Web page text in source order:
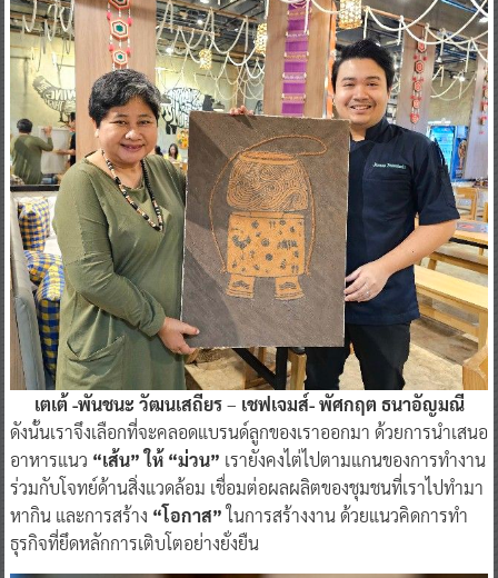
เตเต้ -พันชนะ วัฒนเสถียร– เชฟเจมส์- พัศกฤต ธนาอัญมณี
ดังนั้นเราจึงเลือกที่จะคลอดแบรนด์ลูกของเราออกมา ด้วยการนำเสนอ
อาหารแนว “เส้น” ให้ “ม่วน” เรายังคงไต่ไปตามแกนของการทำงาน
ร่วมกับโจทย์ด้านสิ่งแวดล้อม เชื่อมต่อผลผลิตของชุมชนที่เราไปทำมา
หากิน และการสร้าง “โอกาส”ในการสร้างงาน ด้วยแนวคิดการทำ
ธุรกิจที่ยึดหลักการเติบโตอย่างยั่งยืน